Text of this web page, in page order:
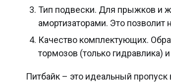
Тип подвески. Для прыжков и
амортизаторами. Это позволит
Качество комплектующих.
тормозов (только гидравлика)
Питбайк – это идеальный